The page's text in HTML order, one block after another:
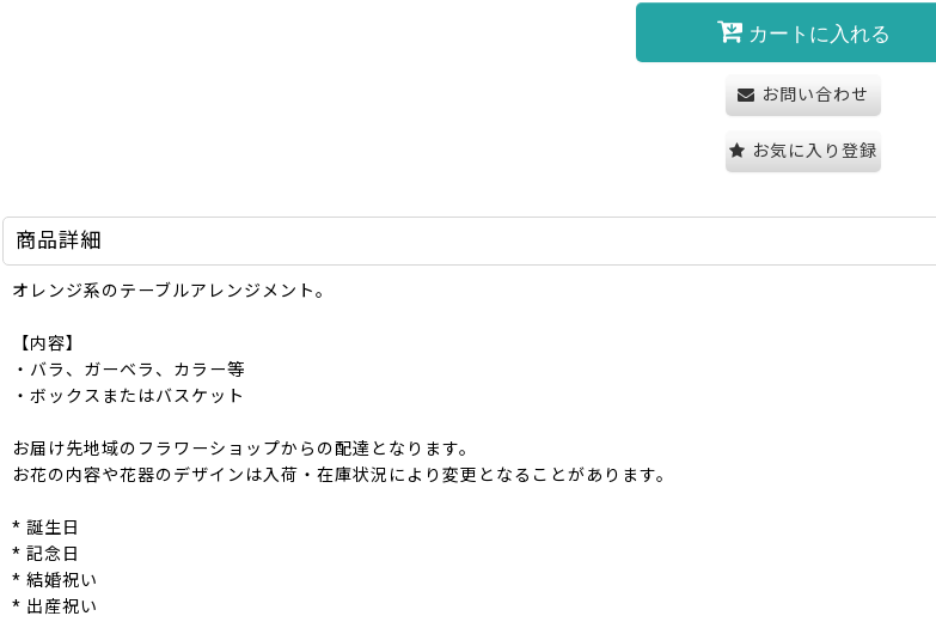
カートに入れる
お問い合わせ
お気に入り登録
商品詳細
オレンジ系のテーブルアレンジメント。
【内容】
・バラ、ガーベラ、カラー等
・ボックスまたはバスケット
お届け先地域のフラワーショップからの配達となります。
お花の内容や花器のデザインは入荷・在庫状況により変更となることがあります。
* 誕生日
* 記念日
* 結婚祝い
* 出産祝い